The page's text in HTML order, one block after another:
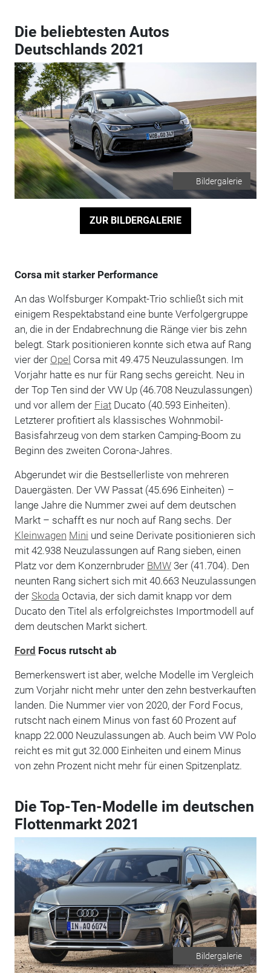
Die beliebtesten Autos
Deutschlands 2021
Bildergalerie
ZUR BILDERGALERIE
Corsa mit starker Performance
An das Wolfsburger Kompakt-Trio schließt sich mit
einigem Respektabstand eine bunte Verfolgergruppe
an, die in der Endabrechnung die Ränge vier bis zehn
belegt. Stark positionieren konnte sich etwa auf Rang
vier der Opel Corsa mit 49.475 Neuzulassungen. Im
Vorjahr hatte es nur für Rang sechs gereicht. Neu in
der Top Ten sind der VW Up (46.708 Neuzulassungen)
und vor allem der FiatDucato (40.593 Einheiten).
Letzterer profitiert als klassisches Wohnmobil-
Basisfahrzeug von dem starken Camping-Boom zu
Beginn des zweiten Corona-Jahres.
Abgerundet wir die Bestsellerliste von mehreren
Dauergästen. Der VW Passat (45.696 Einheiten) –
lange Jahre die Nummer zwei auf dem deutschen
Markt – schafft es nur noch auf Rang sechs. Der
Kleinwagen Mini und seine Derivate positionieren sich
mit 42.938 Neuzulassungen auf Rang sieben, einen
Platz vor dem Konzernbruder BMW3er (41.704). Den
neunten Rang sichert sich mit 40.663 Neuzulassungen
der Skoda Octavia, der sich damit knapp vor dem
Ducato den Titel als erfolgreichstes Importmodell auf
dem deutschen Markt sichert.
Ford Focus rutscht ab
Bemerkenswert ist aber, welche Modelle im Vergleich
zum Vorjahr nicht mehr unter den zehn bestverkauften
landen. Die Nummer vier von 2020, der Ford Focus,
rutscht nach einem Minus von fast 60 Prozent auf
knapp 22.000 Neuzulassungen ab. Auch beim VW Polo
reicht es mit gut 32.000 Einheiten und einem Minus
von zehn Prozent nicht mehr für einen Spitzenplatz.
Die Top-Ten-Modelle im deutschen
Flottenmarkt 2021
Bildergalerie